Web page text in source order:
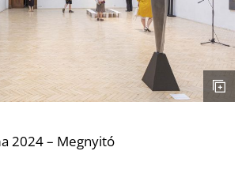
2024 – Megnyitó